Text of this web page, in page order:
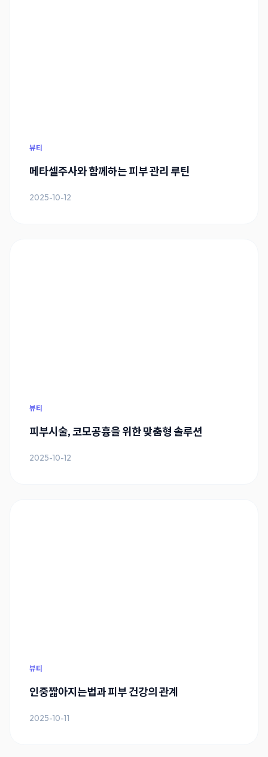
뷰티
메타셀주사와 함께하는 피부 관리 루틴
2025-10-12
뷰티
피부시술, 코모공흉을 위한 맞춤형 솔루션
2025-10-12
뷰티
인중짧아지는법과 피부 건강의 관계
2025-10-11